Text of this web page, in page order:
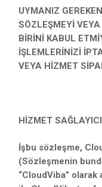
UYMANIZ
SÖZLEŞMEYİ
BİRİNİ KABUL
İŞLEMLERİNİZİ
VEYA HİZMET
HİZMET
İşbu sözleşme,
(Sözleşmenin
“CloudViba” olarak